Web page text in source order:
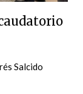
Salcido